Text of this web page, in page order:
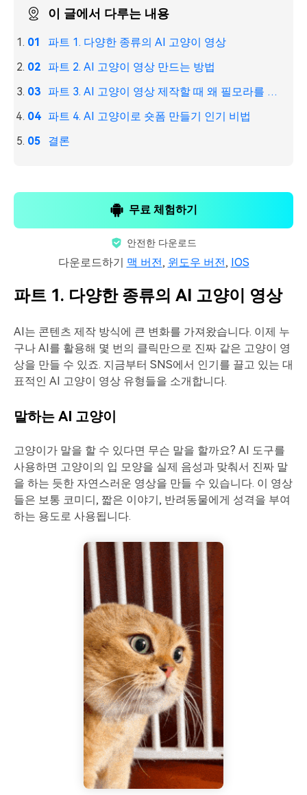
이 글에서 다루는 내용
파트 1. 다양한 종류의 AI 고양이 영상
파트 2. AI 고양이 영상 만드는 방법
파트 3. AI 고양이 영상 제작할 때 왜 필모라를 추천하나요?
파트 4. AI 고양이로 숏폼 만들기 인기 비법
결론
무료 체험하기
안전한 다운로드
다운로드하기 맥 버전, 윈도우 버전, IOS
파트 1. 다양한 종류의 AI 고양이 영상
AI는 콘텐츠 제작 방식에 큰 변화를 가져왔습니다. 이제 누
구나 AI를 활용해 몇 번의 클릭만으로 진짜 같은 고양이 영
상을 만들 수 있죠. 지금부터 SNS에서 인기를 끌고 있는 대
표적인 AI 고양이 영상 유형들을 소개합니다.
말하는 AI 고양이
고양이가 말을 할 수 있다면 무슨 말을 할까요? AI 도구를
사용하면 고양이의 입 모양을 실제 음성과 맞춰서 진짜 말
을 하는 듯한 자연스러운 영상을 만들 수 있습니다. 이 영상
들은 보통 코미디, 짧은 이야기, 반려동물에게 성격을 부여
하는 용도로 사용됩니다.